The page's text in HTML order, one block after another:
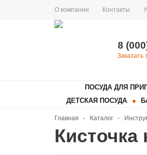
О компании Контакты
8
Заказать
ПОСУДА ДЛЯ
ДЕТСКАЯ ПОСУДА
Главная - Каталог -
Кисточка